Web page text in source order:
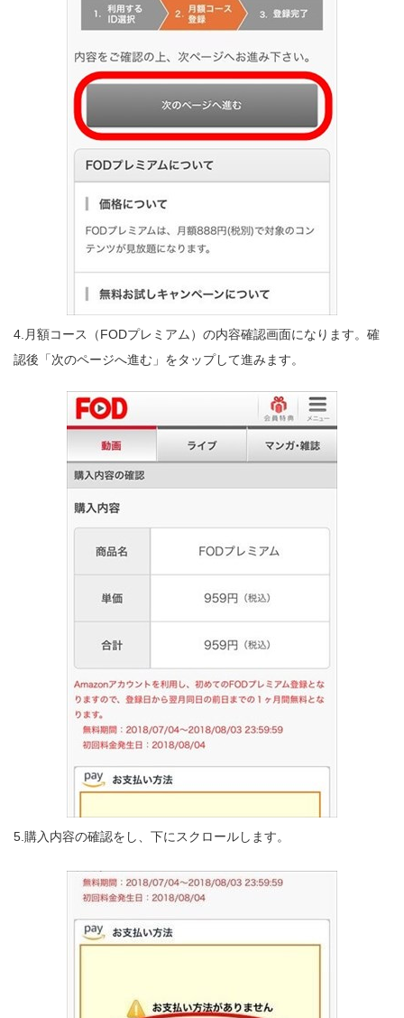
4.月額コース（FODプレミアム）の内容確認画面になります。確
認後「次のページへ進む」をタップして進みます。
5.購入内容の確認をし、下にスクロールします。